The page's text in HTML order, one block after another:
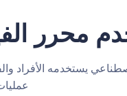
محرر
يستخدمه الأفراد